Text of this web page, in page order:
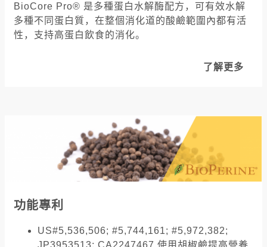
BioCore Pro® 是多種蛋白水解酶配方，可有效水解
多種不同蛋白質，在整個消化道的酸鹼範圍內都有活
性，支持高蛋白飲食的消化。
了解更多
功能專利
US#5,536,506; #5,744,161; #5,972,382;
JP3953513; CA2247467 使用胡椒鹼提高營養